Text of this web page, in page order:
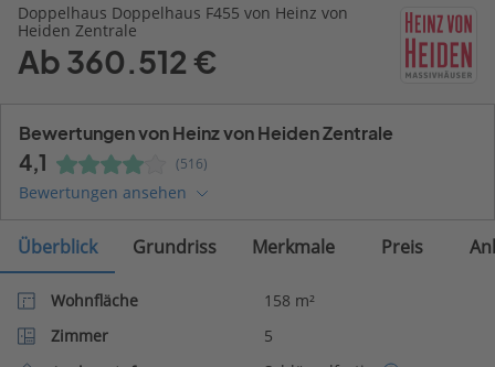
Doppelhaus Doppelhaus F455 von Heinz von
Heiden Zentrale
Ab 360.512 €
Bewertungen von Heinz von Heiden Zentrale
4,1 (516)
Bewertungen ansehen
Überblick Grundriss Merkmale Preis
Wohnfläche
158 m²
Zimmer
5